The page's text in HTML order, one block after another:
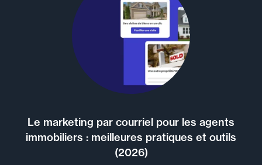
Le marketing par courriel pour les agents
immobiliers : meilleures pratiques et outils
(2026)